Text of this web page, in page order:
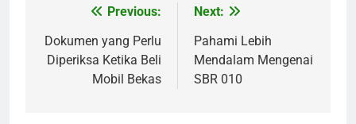
navigation
Previous:
Dokumen yang Perlu
Diperiksa Ketika Beli
Mobil Bekas
Next:
Pahami Lebih
Mendalam Mengenai
SBR 010